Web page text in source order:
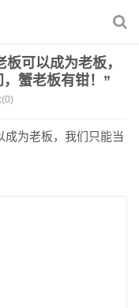
可以成为老板，
蟹老板有钳！”
成为老板，我们只能当